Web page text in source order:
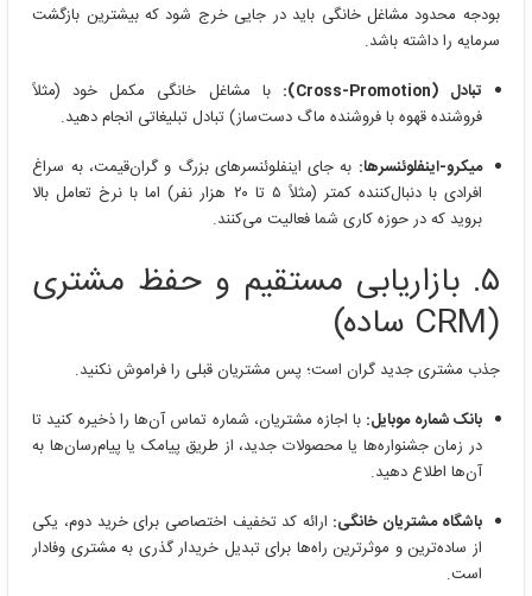
بودجه محدود مشاغل خانگی باید در جایی خرج شود که بیشترین بازگشت
سرمایه را داشته باشد.
تبادل (Cross-Promotion):
با مشاغل خانگی مکمل خود (مثلاً
فروشنده قهوه با فروشنده ماگ دست‌ساز) تبادل تبلیغاتی انجام دهید.
میکرو-اینفلوئنسرها: به جای اینفلوئنسرهای بزرگ و گران‌قیمت، به سراغ
افرادی با دنبال‌کننده کمتر (مثلاً ۵ تا ۲۰ هزار نفر) اما با نرخ تعامل بالا
بروید که در حوزه کاری شما فعالیت می‌کنند.
۵. بازاریابی مستقیم و حفظ مشتری
(CRM ساده)
جذب مشتری جدید گران است؛ پس مشتریان قبلی را فراموش نکنید.
بانک شماره موبایل: با اجازه مشتریان، شماره تماس آن‌ها را ذخیره کنید تا
در زمان جشنواره‌ها یا محصولات جدید، از طریق پیامک یا پیام‌رسان‌ها به
آن‌ها اطلاع دهید.
باشگاه مشتریان خانگی: ارائه کد تخفیف اختصاصی برای خرید دوم، یکی
از ساده‌ترین و موثرترین راه‌ها برای تبدیل خریدار گذری به مشتری وفادار
است.